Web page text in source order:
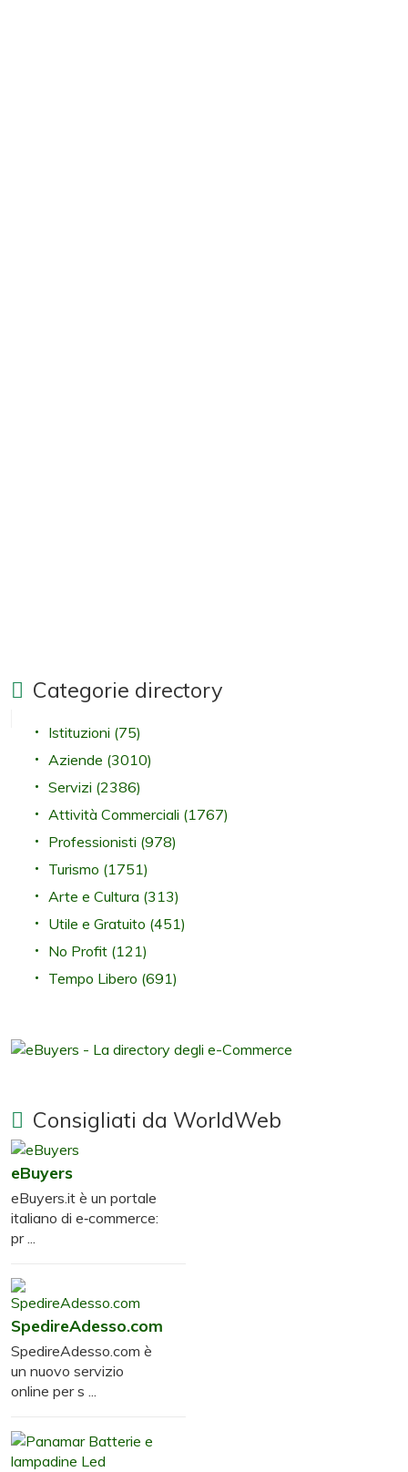
Categorie directory
Istituzioni (75)
Aziende (3010)
Servizi (2386)
Attività Commerciali (1767)
Professionisti (978)
Turismo (1751)
Arte e Cultura (313)
Utile e Gratuito (451)
No Profit (121)
Tempo Libero (691)
Consigliati da WorldWeb
eBuyers
eBuyers.it è un portale
italiano di e‑commerce:
pr ...
SpedireAdesso.com
SpedireAdesso.com è
un nuovo servizio
online per s ...